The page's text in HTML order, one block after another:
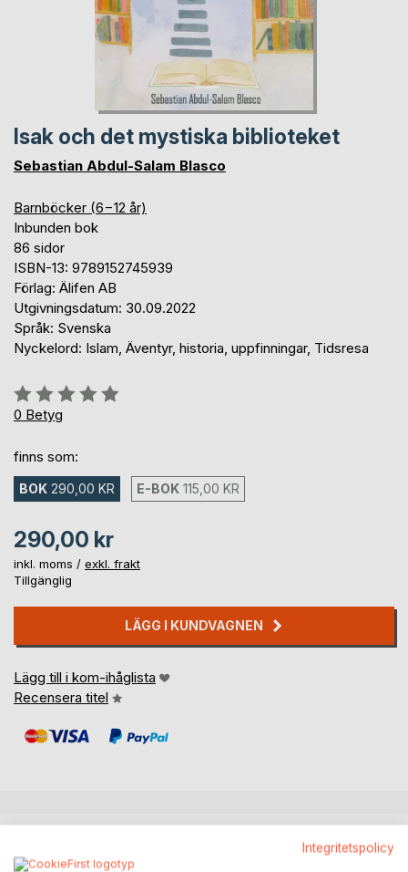
Isak och det mystiska biblioteket
Sebastian Abdul-Salam Blasco
Barnböcker (6−12 år)
Inbunden bok
86 sidor
ISBN-13: 9789152745939
Förlag: Älifen AB
Utgivningsdatum: 30.09.2022
Språk: Svenska
Nyckelord: Islam, Äventyr, historia, uppfinningar, Tidsresa
Betyg::
0%
0 Betyg
finns som:
BOK 290,00 KR E-BOK 115,00 KR
290,00 kr
inkl. moms / exkl. frakt
Tillgänglig
LÄGG I KUNDVAGNEN
Lägg till i kom-ihåglista
Recensera titel
Integritetspolicy